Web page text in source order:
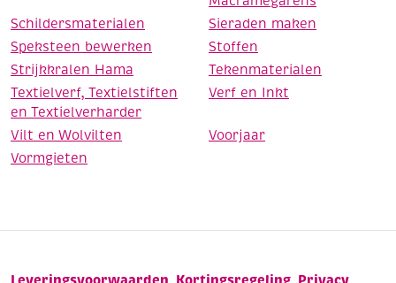
Schildersmaterialen
Sieraden maken
Speksteen bewerken
Stoffen
Strijkkralen Hama
Tekenmaterialen
Textielverf, Textielstiften
en Textielverharder
Verf en Inkt
Vilt en Wolvilten
Voorjaar
Vormgieten